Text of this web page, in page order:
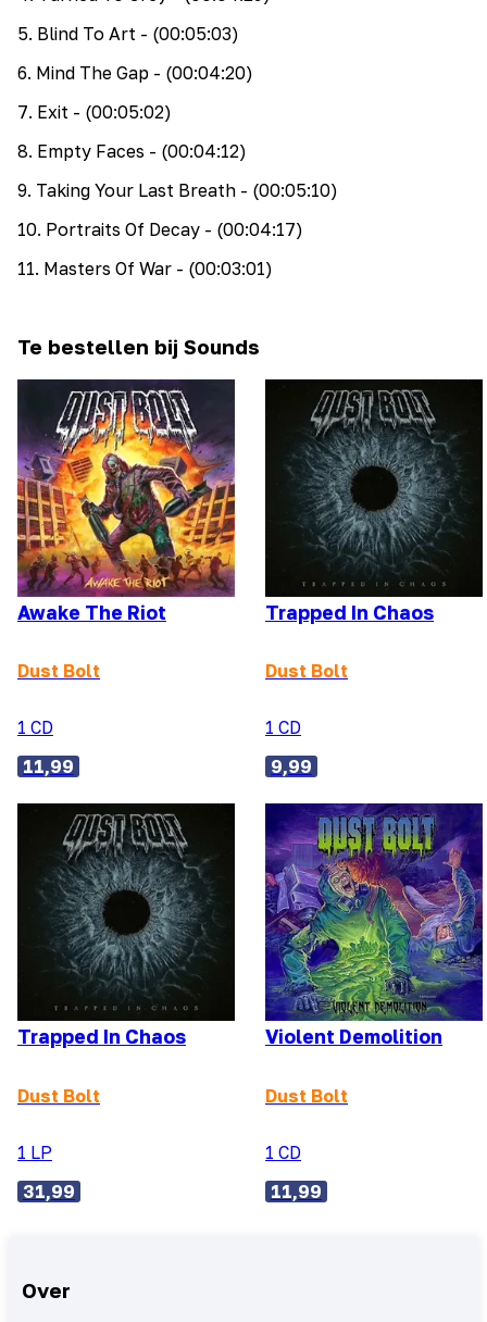
5. Blind To Art - (00:05:03)
6. Mind The Gap - (00:04:20)
7. Exit - (00:05:02)
8. Empty Faces - (00:04:12)
9. Taking Your Last Breath - (00:05:10)
10. Portraits Of Decay - (00:04:17)
11. Masters Of War - (00:03:01)
Te bestellen bij Sounds
Awake The Riot
Dust Bolt
1 CD
11,99
Trapped In Chaos
Dust Bolt
1 CD
9,99
Trapped In Chaos
Dust Bolt
1 LP
31,99
Violent Demolition
Dust Bolt
1 CD
11,99
Over